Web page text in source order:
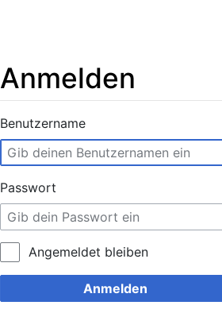
Anmelden
Wechseln zu:Navigation
Benutzername
Passwort
Angemeldet bleiben
Anmelden